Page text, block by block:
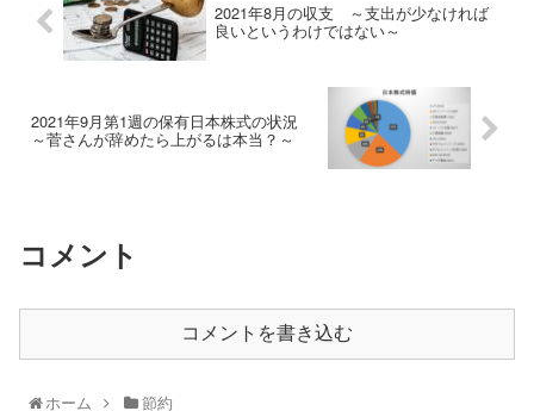
2021年8月の収支 ～支出が少なければ
良いというわけではない～
2021年9月第1週の保有日本株式の状況
～菅さんが辞めたら上がるは本当？～
コメント
コメントを書き込む
ホーム 節約